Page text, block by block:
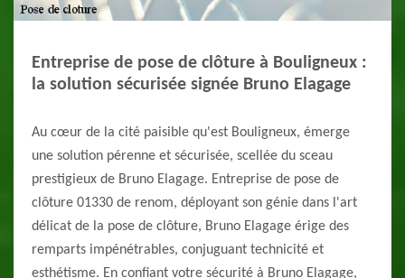
Entreprise de pose de clôture à Bouligneux :
la solution sécurisée signée Bruno Elagage
Au cœur de la cité paisible qu'est Bouligneux, émerge
une solution pérenne et sécurisée, scellée du sceau
prestigieux de Bruno Elagage. Entreprise de pose de
clôture 01330 de renom, déployant son génie dans l'art
délicat de la pose de clôture, Bruno Elagage érige des
remparts impénétrables, conjuguant technicité et
esthétisme. En confiant votre sécurité à Bruno Elagage,